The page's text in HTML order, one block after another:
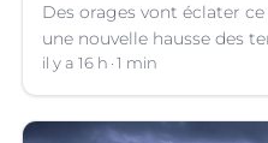
Des orages vont éclater
une nouvelle hausse des
il y a 16 h 1 min